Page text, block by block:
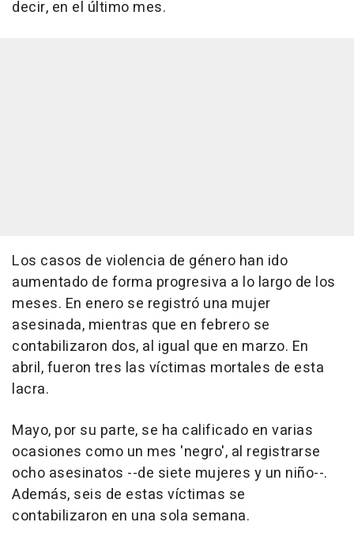
decir, en el último mes.
Los casos de violencia de género han ido
aumentado de forma progresiva a lo largo de los
meses. En enero se registró una mujer
asesinada, mientras que en febrero se
contabilizaron dos, al igual que en marzo. En
abril, fueron tres las víctimas mortales de esta
lacra.
Mayo, por su parte, se ha calificado en varias
ocasiones como un mes 'negro', al registrarse
ocho asesinatos --de siete mujeres y un niño--.
Además, seis de estas víctimas se
contabilizaron en una sola semana.